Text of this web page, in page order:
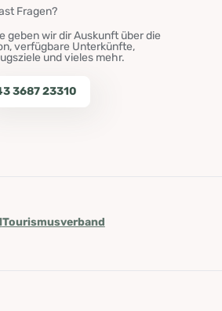
Fragen?
geben wir dir Auskunft über die
verfügbare Unterkünfte,
und vieles mehr.
3687 23310
Tourismusverband